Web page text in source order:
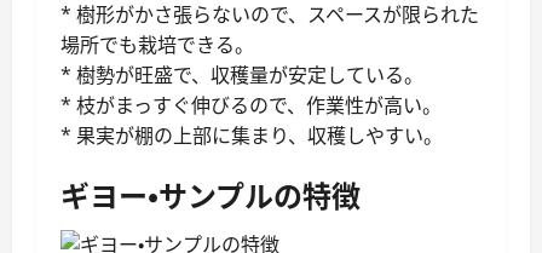
* 樹形がかさ張らないので、スペースが限られた
場所でも栽培できる。
* 樹勢が旺盛で、収穫量が安定している。
* 枝がまっすぐ伸びるので、作業性が高い。
* 果実が棚の上部に集まり、収穫しやすい。
ギヨー・サンプルの特徴